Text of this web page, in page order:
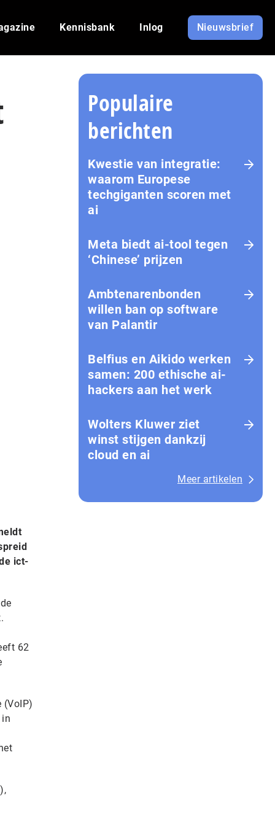
Kennisbank Inlog Nieuwsbrief
ict-
62
(VoIP)
Populaire
berichten
Kwestie van integratie:
waarom Europese
techgiganten scoren met
ai
Meta biedt ai-tool tegen
‘Chinese’ prijzen
Amb­te­na­ren­bon­den
willen ban op software
van Palantir
Belfius en Aikido werken
samen: 200 ethische ai-
hackers aan het werk
Wolters Kluwer ziet
winst stijgen dankzij
cloud en ai
Meer artikelen